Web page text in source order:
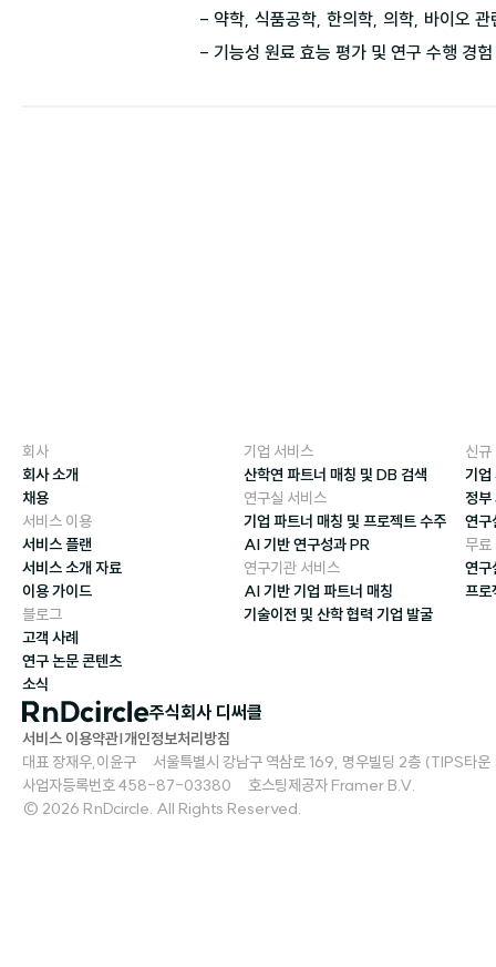
- 약학, 식품공학, 한의학, 의학, 바이오 관
- 기능성 원료 효능 평가 및 연구 수행 경험
회사
회사 소개
채용
서비스 이용
서비스 플랜
서비스 소개 자료
이용 가이드
블로그
고객 사례
연구 논문 콘텐츠
소식
기업 서비스
산학연 파트너 매칭 및 DB 검색
연구실 서비스
기업 파트너 매칭 및 프로젝트 수주
AI 기반 연구성과 PR
연구기관 서비스
AI 기반 기업 파트너 매칭
기술이전 및 산학 협력 기업 발굴
신규
기업
정부
연구
무료
연구
프로
주식회사 디써클
서비스 이용약관|개인정보처리방침
대표 장재우,이윤구     서울특별시 강남구 역삼로 169, 명우빌딩 2층
사업자등록번호 458-87-03380     호스팅제공자 Framer B.V.
© 2026 RnDcircle. All Rights Reserved.